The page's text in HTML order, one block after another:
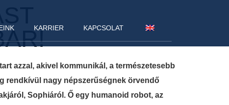
KARRIER KAPCSOLAT
azzal, akivel kommunikál, a természetesebb
rendkívül nagy népszerűségnek örvendő
Sophiáról. Ő egy humanoid robot, az